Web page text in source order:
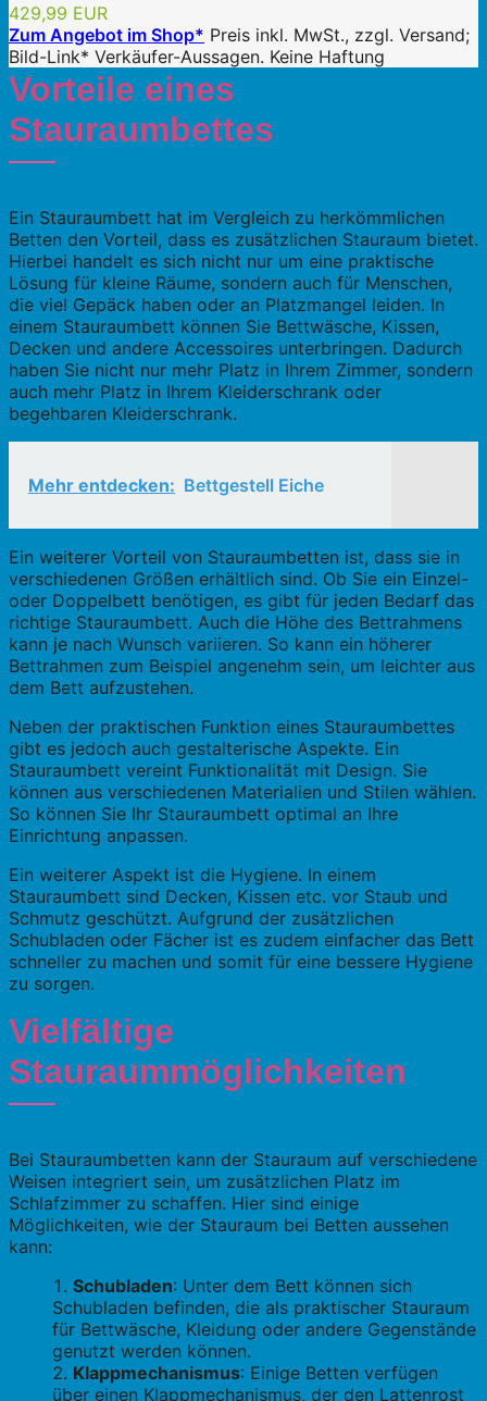
429,99 EUR
Zum Angebot im Shop* Preis inkl. MwSt., zzgl. Versand;
Bild-Link* Verkäufer-Aussagen. Keine Haftung
Vorteile eines
Stauraumbettes
Ein Stauraumbett hat im Vergleich zu herkömmlichen
Betten den Vorteil, dass es zusätzlichen Stauraum bietet.
Hierbei handelt es sich nicht nur um eine praktische
Lösung für kleine Räume, sondern auch für Menschen,
die viel Gepäck haben oder an Platzmangel leiden. In
einem Stauraumbett können Sie Bettwäsche, Kissen,
Decken und andere Accessoires unterbringen. Dadurch
haben Sie nicht nur mehr Platz in Ihrem Zimmer, sondern
auch mehr Platz in Ihrem Kleiderschrank oder
begehbaren Kleiderschrank.
Mehr entdecken: Bettgestell Eiche
Ein weiterer Vorteil von Stauraumbetten ist, dass sie in
verschiedenen Größen erhältlich sind. Ob Sie ein Einzel-
oder Doppelbett benötigen, es gibt für jeden Bedarf das
richtige Stauraumbett. Auch die Höhe des Bettrahmens
kann je nach Wunsch variieren. So kann ein höherer
Bettrahmen zum Beispiel angenehm sein, um leichter aus
dem Bett aufzustehen.
Neben der praktischen Funktion eines Stauraumbettes
gibt es jedoch auch gestalterische Aspekte. Ein
Stauraumbett vereint Funktionalität mit Design. Sie
können aus verschiedenen Materialien und Stilen wählen.
So können Sie Ihr Stauraumbett optimal an Ihre
Einrichtung anpassen.
Ein weiterer Aspekt ist die Hygiene. In einem
Stauraumbett sind Decken, Kissen etc. vor Staub und
Schmutz geschützt. Aufgrund der zusätzlichen
Schubladen oder Fächer ist es zudem einfacher das Bett
schneller zu machen und somit für eine bessere Hygiene
zu sorgen.
Vielfältige
Stauraummöglichkeiten
Bei Stauraumbetten kann der Stauraum auf verschiedene
Weisen integriert sein, um zusätzlichen Platz im
Schlafzimmer zu schaffen. Hier sind einige
Möglichkeiten, wie der Stauraum bei Betten aussehen
kann:
Schubladen: Unter dem Bett können sich
Schubladen befinden, die als praktischer Stauraum
für Bettwäsche, Kleidung oder andere Gegenstände
genutzt werden können.
Klappmechanismus: Einige Betten verfügen
über einen Klappmechanismus, der den Lattenrost